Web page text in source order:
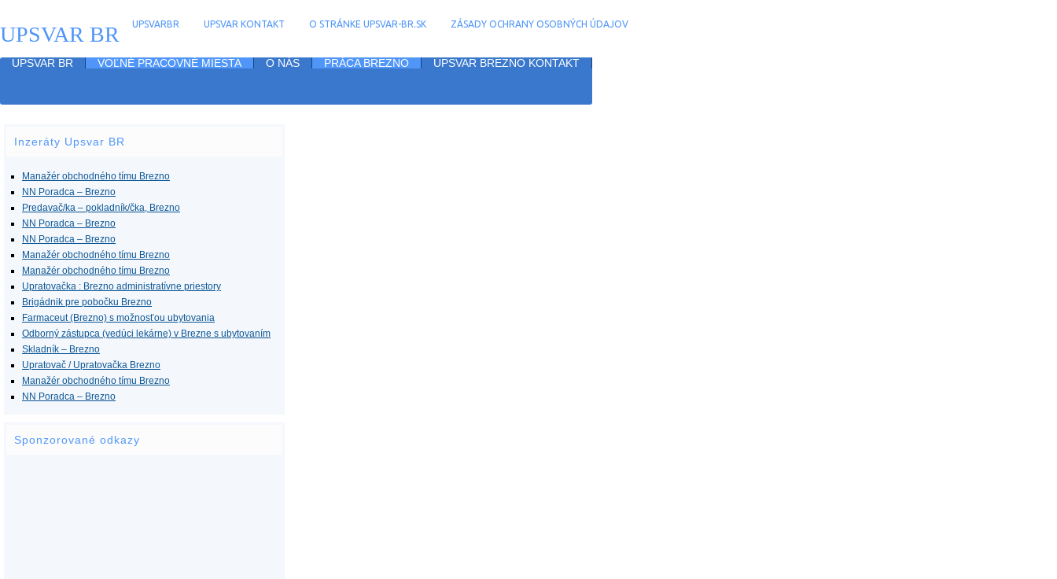
UPSVAR BR UPSVARBR UPSVAR KONTAKT O STRÁNKE UPSVAR-BR.SK ZÁSADY OCHRANY OSOBNÝCH ÚDAJOV
UPSVAR BR VOĽNÉ PRACOVNÉ MIESTA O NÁS PRÁCA BREZNO UPSVAR BREZNO KONTAKT
Inzeráty Upsvar BR
Manažér obchodného tímu Brezno
NN Poradca – Brezno
Predavač/ka – pokladník/čka, Brezno
NN Poradca – Brezno
NN Poradca – Brezno
Manažér obchodného tímu Brezno
Manažér obchodného tímu Brezno
Upratovačka : Brezno administratívne priestory
Brigádnik pre pobočku Brezno
Farmaceut (Brezno) s možnosťou ubytovania
Odborný zástupca (vedúci lekárne) v Brezne s ubytovaním
Skladník – Brezno
Upratovač / Upratovačka Brezno
Manažér obchodného tímu Brezno
NN Poradca – Brezno
Sponzorované odkazy